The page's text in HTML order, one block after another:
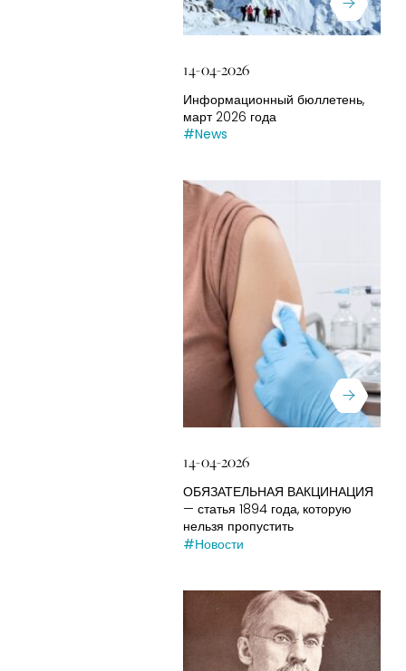
14-04-2026
Информационный бюллетень,
март 2026 года
#News
14-04-2026
ОБЯЗАТЕЛЬНАЯ ВАКЦИНАЦИЯ
— статья 1894 года, которую
нельзя пропустить
#Новости